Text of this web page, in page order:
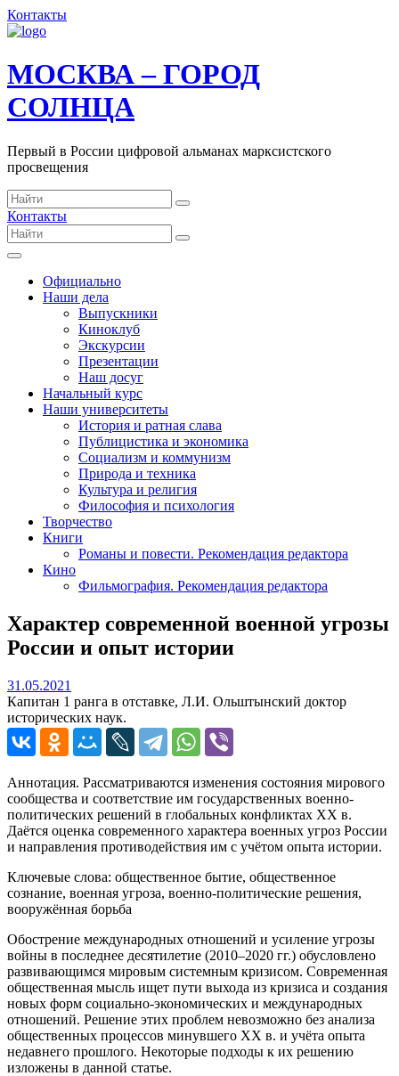
Контакты
МОСКВА – ГОРОД
СОЛНЦА
Первый в России цифровой альманах марксистского
просвещения
Контакты
Официально
Наши дела
Выпускники
Киноклуб
Экскурсии
Презентации
Наш досуг
Начальный курс
Наши университеты
История и ратная слава
Публицистика и экономика
Социализм и коммунизм
Природа и техника
Культура и религия
Философия и психология
Творчество
Книги
Романы и повести. Рекомендация редактора
Кино
Фильмография. Рекомендация редактора
Характер современной военной угрозы
России и опыт истории
31.05.2021
Капитан 1 ранга в отставке, Л.И. Ольштынский доктор
исторических наук.
Аннотация. Рассматриваются изменения состояния мирового
сообщества и соответствие им государственных военно-
политических решений в глобальных конфликтах XX в.
Даётся оценка современного характера военных угроз России
и направления противодействия им с учётом опыта истории.
Ключевые слова: общественное бытие, общественное
сознание, военная угроза, военно-политические решения,
вооружённая борьба
Обострение международных отношений и усиление угрозы
войны в последнее десятилетие (2010–2020 гг.) обусловлено
развивающимся мировым системным кризисом. Современная
общественная мысль ищет пути выхода из кризиса и создания
новых форм социально-экономических и международных
отношений. Решение этих проблем невозможно без анализа
общественных процессов минувшего XX в. и учёта опыта
недавнего прошлого. Некоторые подходы к их решению
изложены в данной статье.